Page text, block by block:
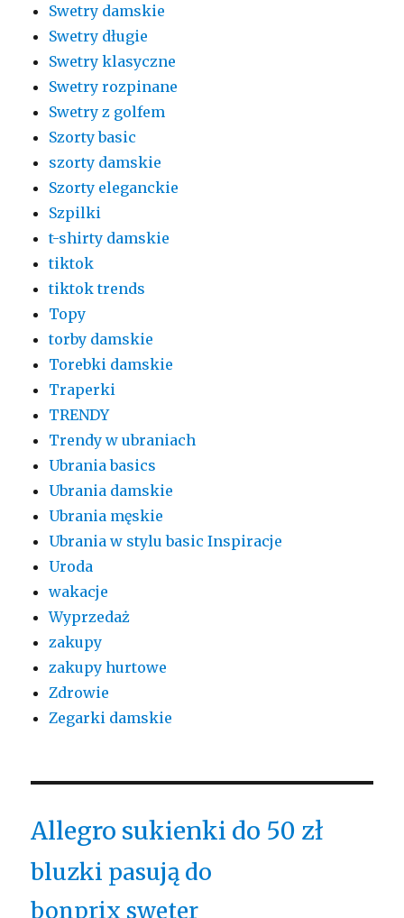
Swetry damskie
Swetry długie
Swetry klasyczne
Swetry rozpinane
Swetry z golfem
Szorty basic
szorty damskie
Szorty eleganckie
Szpilki
t-shirty damskie
tiktok
tiktok trends
Topy
torby damskie
Torebki damskie
Traperki
TRENDY
Trendy w ubraniach
Ubrania basics
Ubrania damskie
Ubrania męskie
Ubrania w stylu basic Inspiracje
Uroda
wakacje
Wyprzedaż
zakupy
zakupy hurtowe
Zdrowie
Zegarki damskie
Allegro sukienki do 50 zł
bluzki pasują do
bonprix sweter